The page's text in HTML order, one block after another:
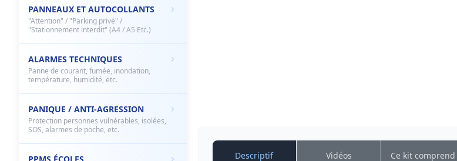
PANNEAUX ET AUTOCOLLANTS
"Attention" / "Parking privé" /
"Stationnement interdit" (A4 / A5 Etc.)
ALARMES TECHNIQUES
Panne de courant, fumée, inondation,
température, humidité, etc.
PANIQUE / ANTI-AGRESSION
Protection personnes vulnérables, isolées,
SOS, alarmes de poche, etc.
Descriptif Vidéos Ce kit comprend